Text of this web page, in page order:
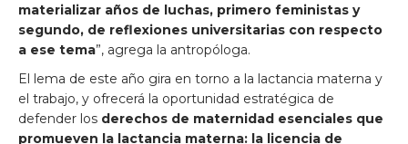
materializar años de luchas, primero feministas y
segundo, de reflexiones universitarias con respecto
a ese tema”, agrega la antropóloga.
El lema de este año gira en torno a la lactancia materna y
el trabajo, y ofrecerá la oportunidad estratégica de
defender los derechos de maternidad esenciales que
promueven la lactancia materna: la licencia de